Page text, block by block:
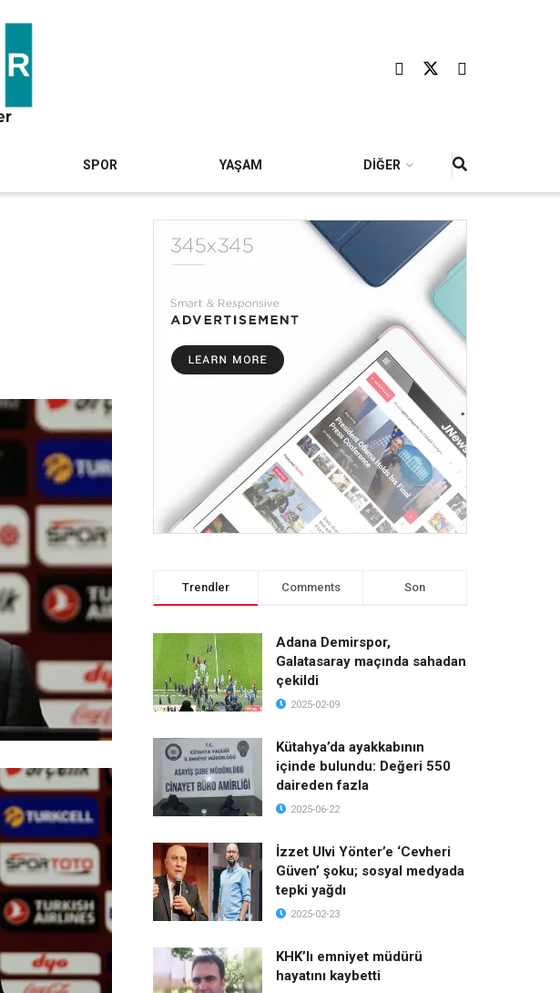
SPOR YAŞAM DİĞER
Trendler Comments Son
Adana Demirspor,
Galatasaray maçında sahadan
çekildi
2025-02-09
Kütahya’da ayakkabının
içinde bulundu: Değeri 550
daireden fazla
2025-06-22
İzzet Ulvi Yönter’e ‘Cevheri
Güven’ şoku; sosyal medyada
tepki yağdı
2025-02-23
KHK’lı emniyet müdürü
hayatını kaybetti